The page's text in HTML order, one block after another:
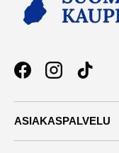
FacebookInstagramTikTok
ASIAKASPALVELU